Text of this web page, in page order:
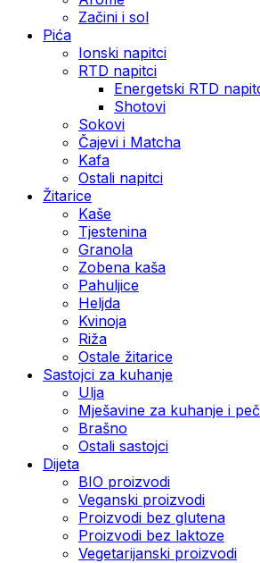
Začini i sol
Pića
Ionski napitci
RTD napitci
Energetski RTD
Shotovi
Sokovi
Čajevi i Matcha
Kafa
Ostali napitci
Žitarice
Kaše
Tjestenina
Granola
Zobena kaša
Pahuljice
Heljda
Kvinoja
Riža
Ostale žitarice
Sastojci za kuhanje
Ulja
Mješavine za kuhanje i
Brašno
Ostali sastojci
Dijeta
BIO proizvodi
Veganski proizvodi
Proizvodi bez glutena
Proizvodi bez laktoze
Vegetarijanski proizvodi